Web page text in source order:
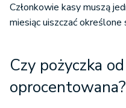
Członkowie kasy muszą
miesiąc uiszczać określone
Czy pożyczka
oprocentowana?